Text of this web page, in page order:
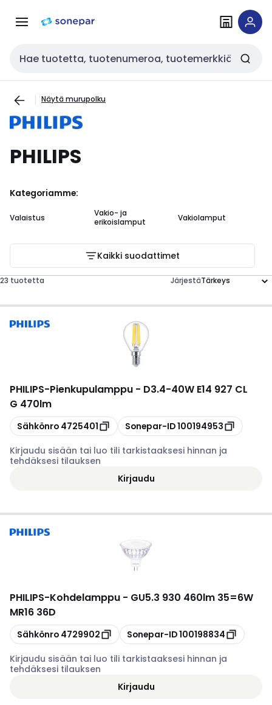
navigointiinsisältöön
Haku
Näytä murupolku
PHILIPS
Kategoriamme:
Valaistus
Vakio- ja
erikoislamput
Vakiolamput
Kaikki suodattimet
23 tuotetta Järjestä
PHILIPS-Pienkupulamppu - D3.4-40W E14 927 CL
G 470lm
Kopioi
Sähkönro 4725401 Kopioi
Sonepar-ID100194953
Kirjaudu sisään tai luo tili tarkistaaksesi hinnan ja
tehdäksesi tilauksen
Kirjaudu
PHILIPS-Kohdelamppu - GU5.3 930 460lm 35=6W
MR16 36D
Kopioi
Sähkönro 4729902 Kopioi
Sonepar-ID100198834
Kirjaudu sisään tai luo tili tarkistaaksesi hinnan ja
tehdäksesi tilauksen
Kirjaudu